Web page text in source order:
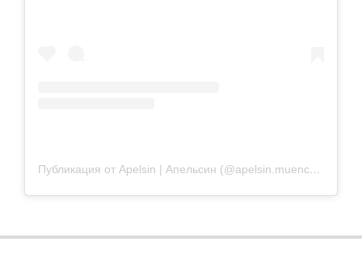
Публикация от Apelsin | Апельсин (@apelsin.muenchen)